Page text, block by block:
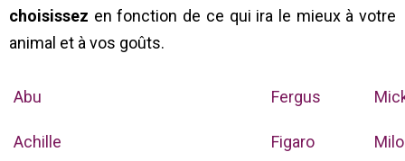
choisissez en fonction de ce qui ira le mieux à votre
animal et à vos goûts.
Abu
Achille
Fergus
Figaro Milo